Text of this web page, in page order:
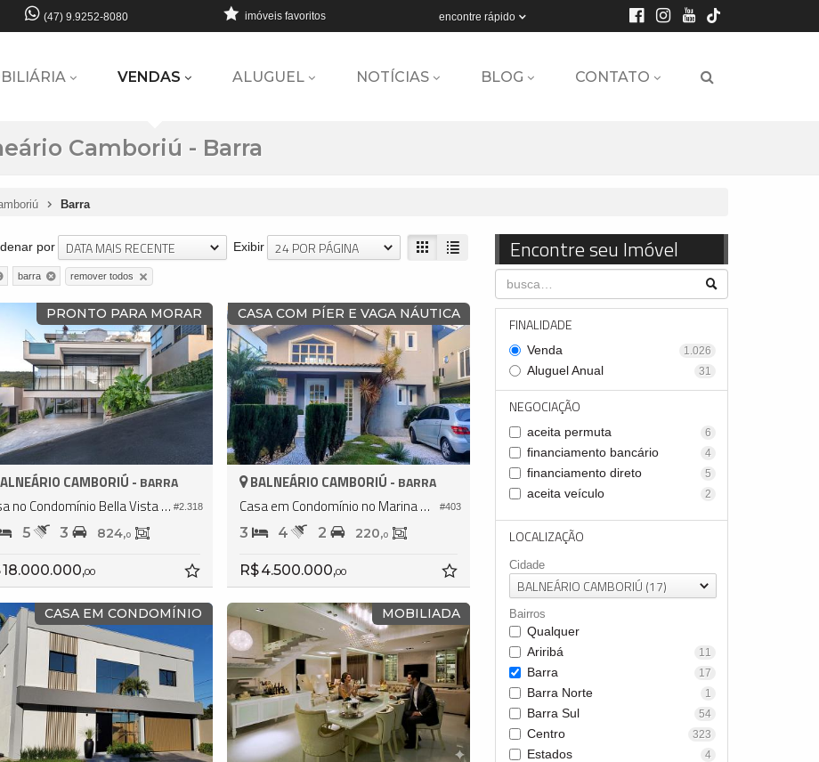
(47) 9.9252-8080 encontre rápido
imóveis favoritos
VENDAS ALUGUEL NOTÍCIAS BLOG CONTATO
Camboriú - Barra
Barra
Encontre seu Imóvel
FINALIDADE
Venda 1.026
Aluguel Anual 31
NEGOCIAÇÃO
aceita permuta 6
financiamento bancário 4
financiamento direto 5
aceita veículo 2
LOCALIZAÇÃO
Cidade
BALNEÁRIO CAMBORIÚ (17)
Bairros
Qualquer
Ariribá
11
Barra 17
Barra Norte 1
Barra Sul 54
Centro 323
Estados 4
Exibir 24 POR PÁGINA
por DATA MAIS RECENTE
barra remover todos
PRONTO PARA MORAR
#2.318
CAMBORIÚ - BARRA
Casa no Condomínio Bella Vista Residence Club
5 3 824,0
18.000.000,00
CASA COM PÍER E VAGA NÁUTICA
#403
BALNEÁRIO CAMBORIÚ - BARRA
Casa em Condomínio no Marina Camboriú
3 4 2 220,0
R$ 4.500.000,00
CASA EM CONDOMÍNIO MOBILIADA